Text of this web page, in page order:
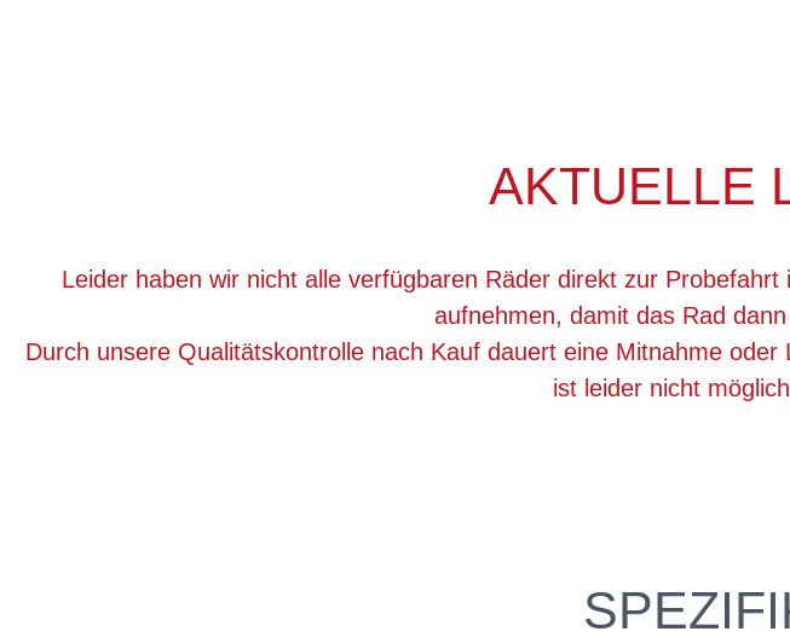
AKTUELLE
Leider haben wir nicht alle verfügbaren Räder direkt zur
aufnehmen, damit das Rad
Durch unsere Qualitätskontrolle nach Kauf dauert eine Mitnahme
ist leider nicht